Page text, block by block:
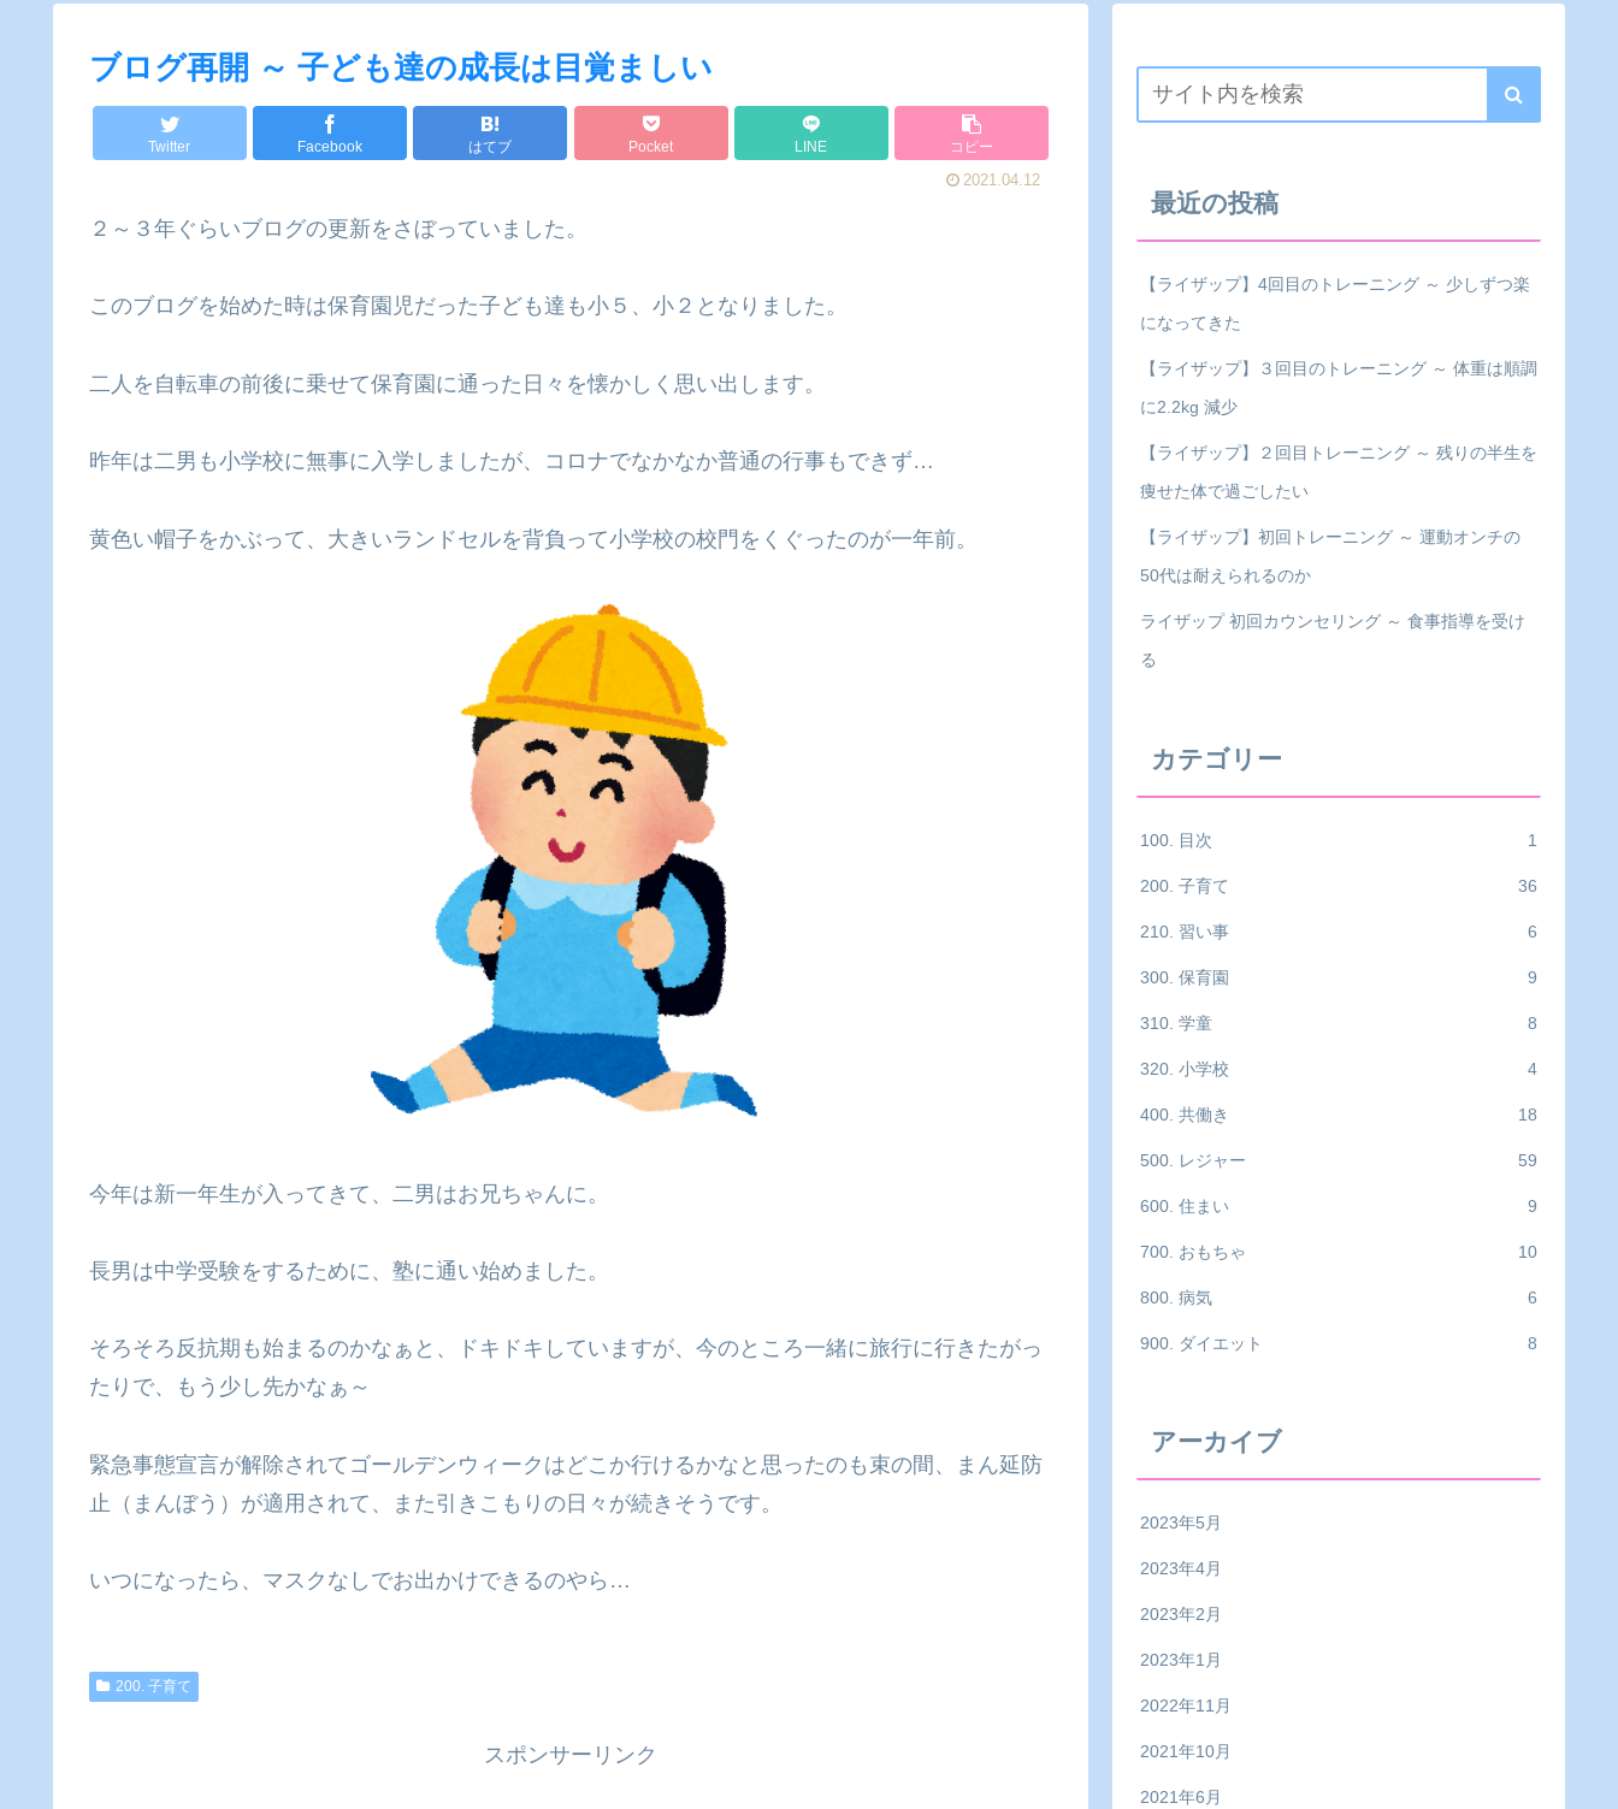
ブログ再開 ～ 子ども達の成長は目覚ましい
Twitter Facebook はてブ Pocket LINE コピー
2021.04.12
２～３年ぐらいブログの更新をさぼっていました。
このブログを始めた時は保育園児だった子ども達も小５、小２となりました。
二人を自転車の前後に乗せて保育園に通った日々を懐かしく思い出します。
昨年は二男も小学校に無事に入学しましたが、コロナでなかなか普通の行事もできず…
黄色い帽子をかぶって、大きいランドセルを背負って小学校の校門をくぐったのが一年前。
今年は新一年生が入ってきて、二男はお兄ちゃんに。
長男は中学受験をするために、塾に通い始めました。
そろそろ反抗期も始まるのかなぁと、ドキドキしていますが、今のところ一緒に旅行に行きたがっ
たりで、もう少し先かなぁ～
緊急事態宣言が解除されてゴールデンウィークはどこか行けるかなと思ったのも束の間、まん延防
止（まんぼう）が適用されて、また引きこもりの日々が続きそうです。
いつになったら、マスクなしでお出かけできるのやら…
200. 子育て
スポンサーリンク
最近の投稿
【ライザップ】4回目のトレーニング ～ 少しずつ楽
になってきた
【ライザップ】３回目のトレーニング ～ 体重は順調
に2.2kg 減少
【ライザップ】２回目トレーニング ～ 残りの半生を
痩せた体で過ごしたい
【ライザップ】初回トレーニング ～ 運動オンチの
50代は耐えられるのか
ライザップ 初回カウンセリング ～ 食事指導を受け
る
カテゴリー
100. 目次 1
200. 子育て 36
210. 習い事 6
300. 保育園 9
310. 学童 8
320. 小学校 4
400. 共働き 18
500. レジャー 59
600. 住まい 9
700. おもちゃ 10
800. 病気 6
900. ダイエット 8
アーカイブ
2023年5月
2023年4月
2023年2月
2023年1月
2022年11月
2021年10月
2021年6月